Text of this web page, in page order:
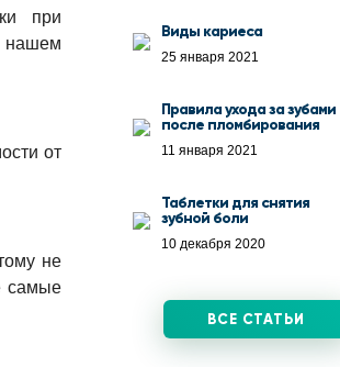
при
нашем
от
не
самые
Виды кариеса
25 января 2021
Правила ухода за зубами
после пломбирования
11 января 2021
Таблетки для снятия
зубной боли
10 декабря 2020
ВСЕ СТАТЬИ